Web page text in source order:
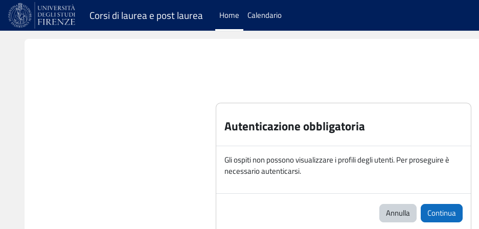
Vai al contenuto principale
Corsi di laurea e post laurea Home Calendario
Autenticazione obbligatoria
Gli ospiti non possono visualizzare i profili degli utenti. Per proseguire è
necessario autenticarsi.
Annulla Continua